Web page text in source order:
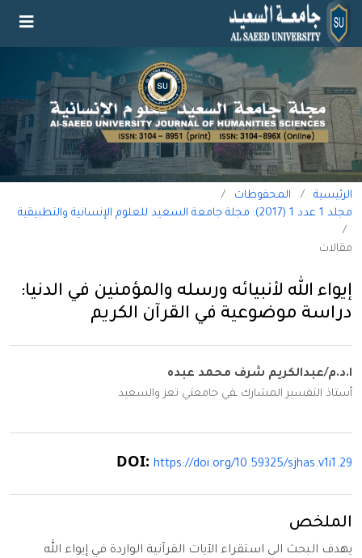
الرئيسية / المحفوظات
/
مجلد 1 عدد 1 (2017): مجلة جامعة السعيد للعلوم الإنسانية والتطبيقية
/
مقالات
إيواء الله لأنبيائه ورسله والمؤمنين في الدنيا:
دراسة موضوعية في القرآن الكريم
ا.د.م/عبدالكريم شرف محمد عبده
أستاذ التفسير المشارك ـفي جامعتي تعز والسعيد
DOI: https://doi.org/10.59325/sjhas.v1i1.29
الملخص
يهدف البحث الى استقراء الآيات القرآنية الواردة في إيواء الله